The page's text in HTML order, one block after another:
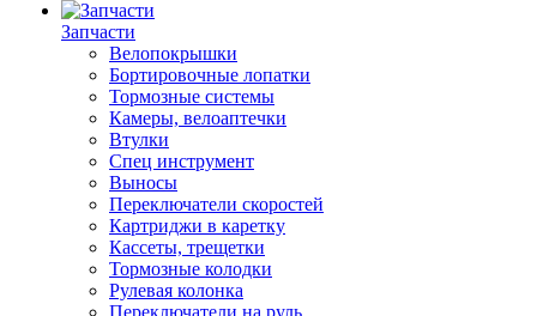
Запчасти
Велопокрышки
Бортировочные лопатки
Тормозные системы
Камеры, велоаптечки
Втулки
Спец инструмент
Выносы
Переключатели скоростей
Картриджи в каретку
Кассеты, трещетки
Тормозные колодки
Рулевая колонка
Переключатели на руль